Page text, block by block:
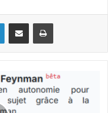
LinkedinPartager par email Imprimer